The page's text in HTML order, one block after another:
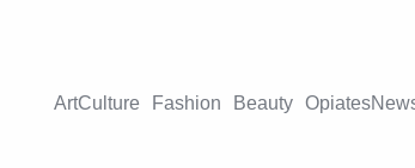
ArtCulture Fashion Beauty Opiates